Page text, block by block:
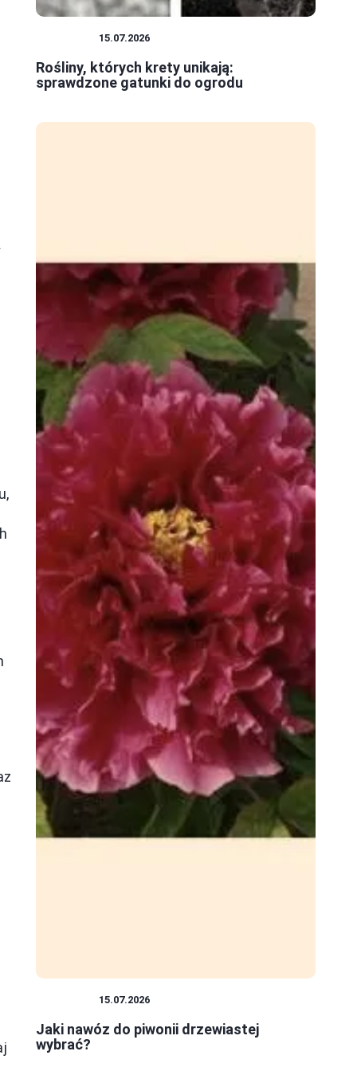
15.07.2026
Rośliny, których krety unikają:
sprawdzone gatunki do ogrodu
15.07.2026
Jaki nawóz do piwonii drzewiastej
wybrać?